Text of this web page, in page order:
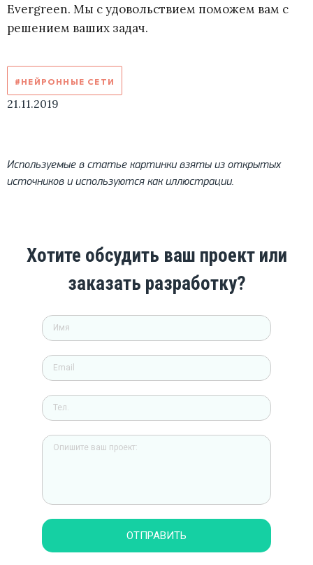
Evergreen. Мы с удовольствием поможем вам с
решением ваших задач.
#НЕЙРОННЫЕ СЕТИ
21.11.2019
Используемые в статье картинки взяты из открытых
источников и используются как иллюстрации.
Хотите обсудить ваш проект или
заказать разработку?
ОТПРАВИТЬ